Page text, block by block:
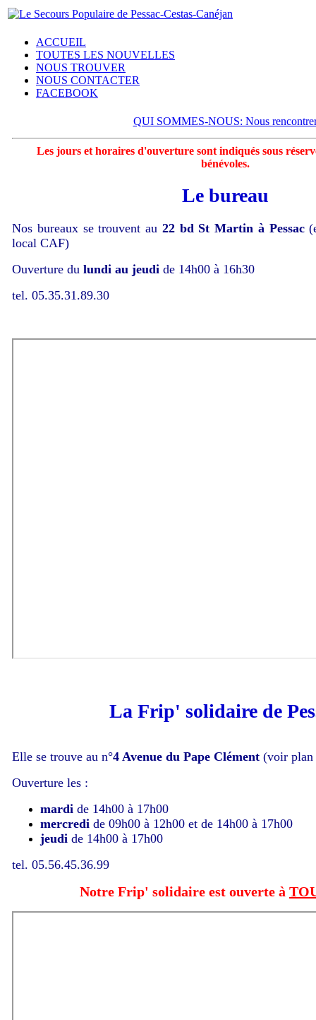
ACCUEIL
TOUTES LES NOUVELLES
NOUS TROUVER
NOUS CONTACTER
FACEBOOK
QUI SOMMES-NOUS: Nous
Les jours et horaires d'ouverture sont indiqués sous
bénévoles.
Le bureau
Nos bureaux se trouvent au 22 bd St Martin à Pessac
local CAF)
Ouverture du lundi au jeudi de 14h00 à 16h30
tel. 05.35.31.89.30
La Frip' solidaire de
Elle se trouve au n°4 Avenue du Pape Clément (voir plan
Ouverture les :
mardi de 14h00 à 17h00
mercredi de 09h00 à 12h00 et de 14h00 à 17h00
jeudi de 14h00 à 17h00
tel. 05.56.45.36.99
Notre Frip' solidaire est ouverte à